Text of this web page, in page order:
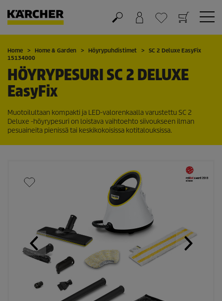
Ostoskori
Suosikit
Home Home & Garden Höyrypuhdistimet SC 2 Deluxe EasyFix
15134000
HÖYRYPESURI SC 2 DELUXE
EasyFix
Muotoilultaan kompakti ja LED-valorenkaalla varustettu SC 2
Deluxe -höyrypesuri on loistava vaihtoehto siivoukseen ilman
pesuaineita pienissä tai keskikokoisissa kotitalouksissa.